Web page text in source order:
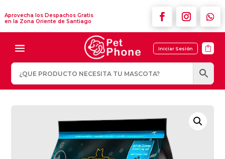
Aprovecha los Despachos Gratis
en la Zona Oriente de Santiago
Iniciar Sesión 